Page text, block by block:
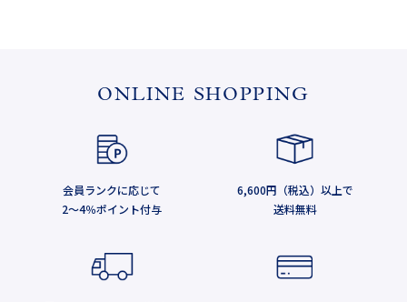
ONLINE SHOPPING
会員ランクに応じて
2～4％ポイント付与
6,600円（税込）以上で
送料無料